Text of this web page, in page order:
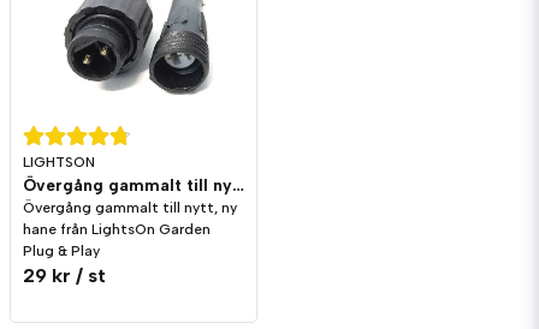
LIGHTSON
Övergång gammalt till nytt Ny hane LightsOn Garden Plug & Play
Övergång gammalt till nytt, ny
hane från LightsOn Garden
Plug & Play
29 kr / st